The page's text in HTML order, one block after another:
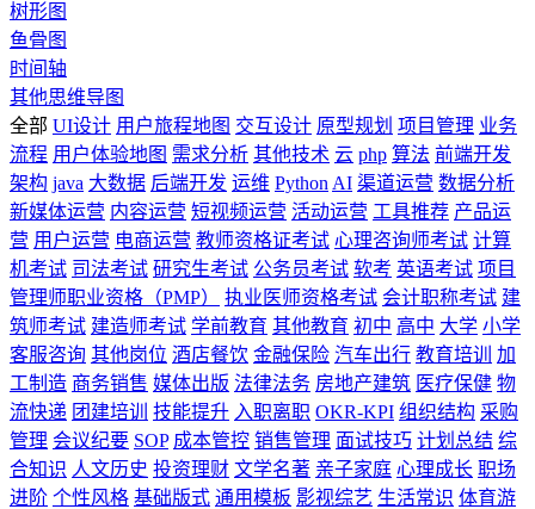
树形图
鱼骨图
时间轴
其他思维导图
全部 UI设计 用户旅程地图 交互设计 原型规划 项目管理 业务
流程 用户体验地图 需求分析 其他技术 云 php 算法 前端开发
架构 java 大数据 后端开发 运维 Python AI 渠道运营 数据分析
新媒体运营 内容运营 短视频运营 活动运营 工具推荐 产品运
营 用户运营 电商运营 教师资格证考试 心理咨询师考试 计算
机考试 司法考试 研究生考试 公务员考试 软考 英语考试 项目
管理师职业资格（PMP）
执业医师资格考试 会计职称考试 建
筑师考试 建造师考试 学前教育 其他教育 初中 高中 大学 小学
客服咨询 其他岗位 酒店餐饮 金融保险 汽车出行 教育培训
加
工制造 商务销售 媒体出版 法律法务 房地产建筑 医疗保健 物
流快递 团建培训 技能提升 入职离职 OKR-KPI 组织结构 采购
管理 会议纪要 SOP 成本管控 销售管理 面试技巧 计划总结 综
合知识 人文历史 投资理财 文学名著 亲子家庭 心理成长 职场
进阶 个性风格 基础版式 通用模板 影视综艺 生活常识 体育游